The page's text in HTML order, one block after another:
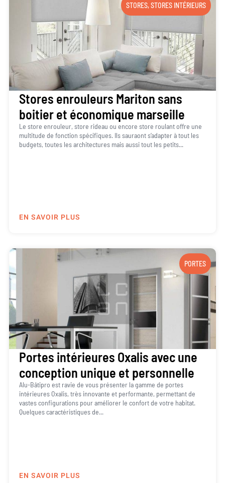
STORES,STORES INTÉRIEURS
Stores enrouleurs Mariton sans
boitier et économique marseille
Le store enrouleur, store rideau ou encore store roulant offre une
multitude de fonction spécifiques. Ils sauraont s’adapter à tout les
budgets, toutes les architectures mais aussi tout les petits...
EN SAVOIR PLUS
PORTES
Portes intérieures Oxalis avec une
conception unique et personnelle
Alu-Bâtipro est ravie de vous présenter la gamme de portes
intérieures Oxalis, très innovante et performante, permettant de
vastes configurations pour améliorer le confort de votre habitat.
Quelques caractéristiques de...
EN SAVOIR PLUS